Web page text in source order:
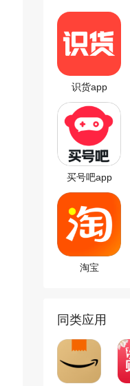
识货app
买号吧app
淘宝
同类应用